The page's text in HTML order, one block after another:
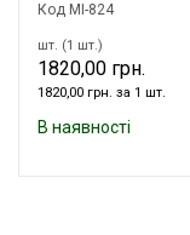
Код MI-824
шт. (1 шт.)
1820,00 грн.
1820,00 грн. за 1 шт.
В наявності